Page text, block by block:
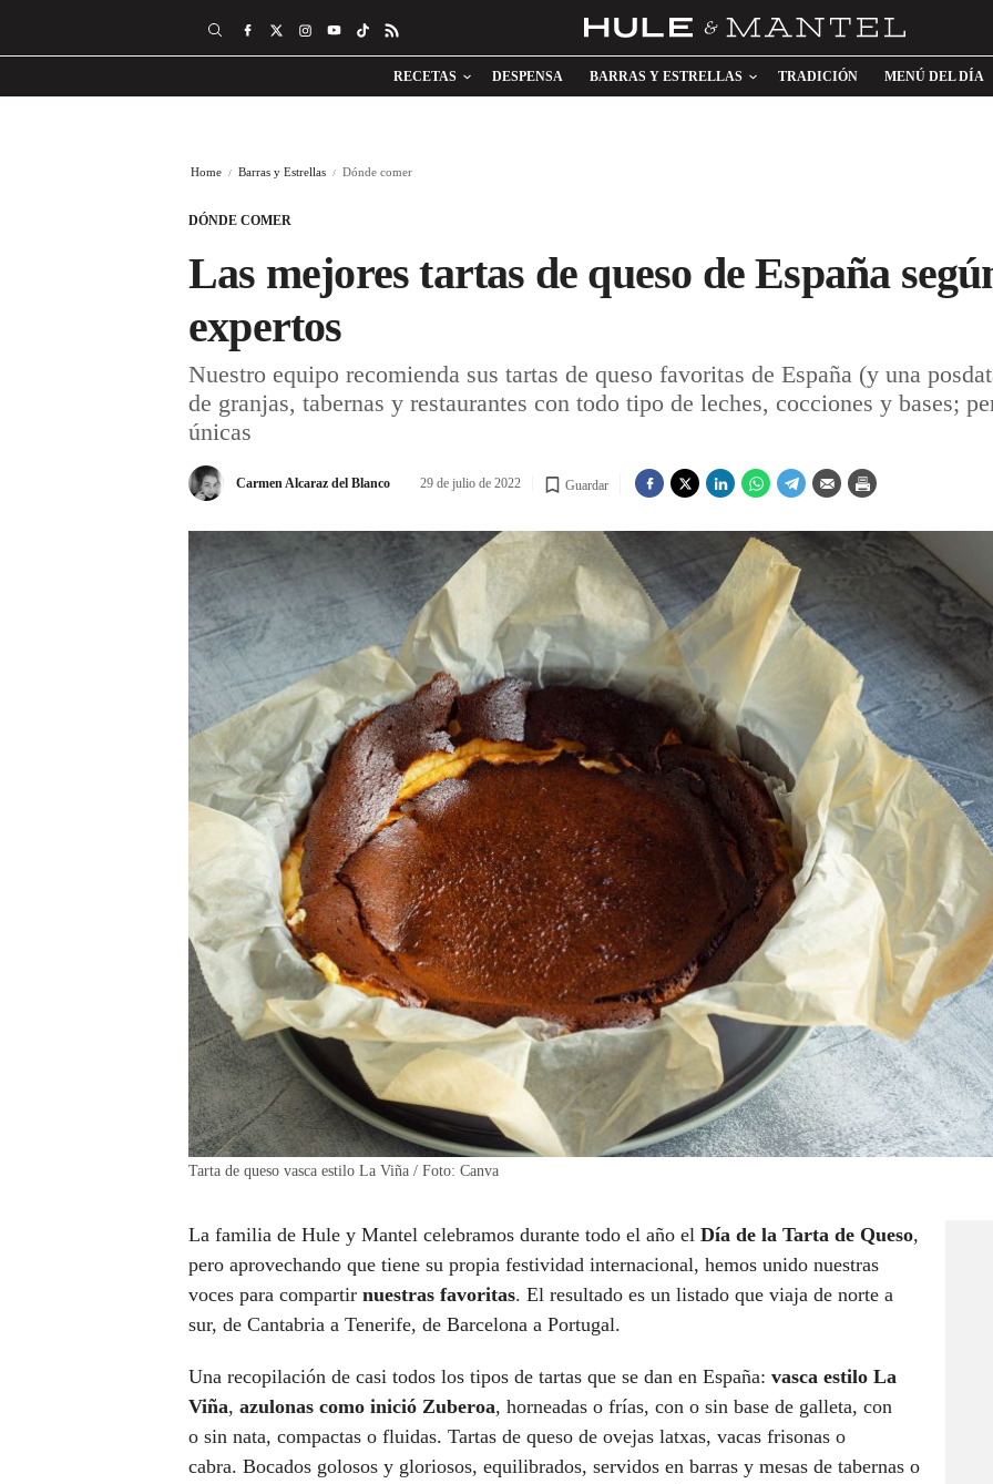
RECETAS DESPENSA BARRAS Y ESTRELLAS TRADICIÓN MENÚ DEL DÍA
Home Barras y Estrellas Dónde comer
DÓNDE COMER
Las mejores tartas de queso de España
expertos
Nuestro equipo recomienda sus tartas de queso favoritas de España (y una
de granjas, tabernas y restaurantes con todo tipo de leches, cocciones y bases;
únicas
Carmen Alcaraz del Blanco 29 de julio de 2022 Guardar
Tarta de queso vasca estilo La Viña / Foto: Canva
La familia de Hule y Mantel celebramos durante todo el año el Día de la Tarta de Queso,
pero aprovechando que tiene su propia festividad internacional, hemos unido nuestras
voces para compartir nuestras favoritas. El resultado es un listado que viaja de norte a
sur, de Cantabria a Tenerife, de Barcelona a Portugal.
Una recopilación de casi todos los tipos de tartas que se dan en España: vasca estilo La
Viña, azulonas como inició Zuberoa, horneadas o frías, con o sin base de galleta, con
o sin nata, compactas o fluidas. Tartas de queso de ovejas latxas, vacas frisonas o
cabra. Bocados golosos y gloriosos, equilibrados, servidos en barras y mesas de tabernas o